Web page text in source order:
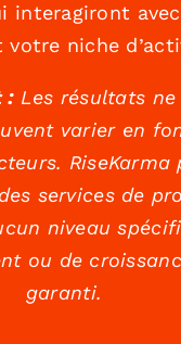
interagiront
niche
:Les résultats ne
varier en
RiseKarma
services de
niveau
ou de
garanti.